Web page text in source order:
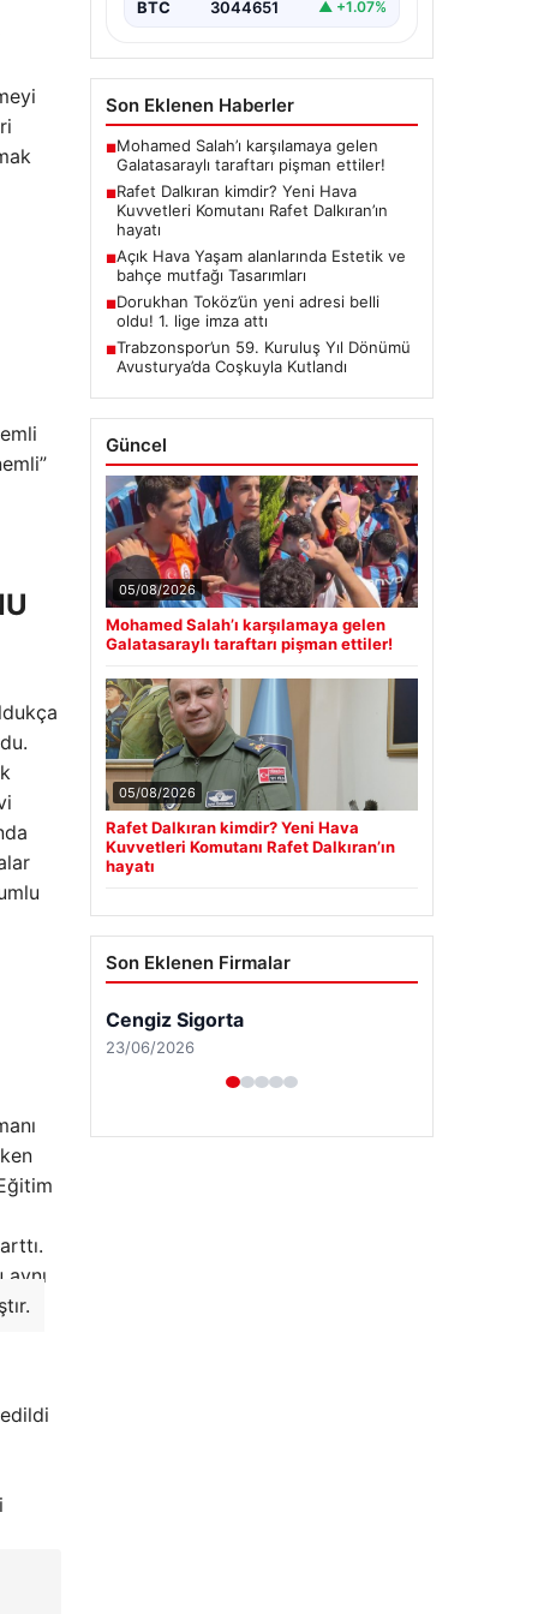
BTC 3044651 ▲ +1.07%
Son Eklenen Haberler
■Mohamed Salah’ı karşılamaya gelen
Galatasaraylı taraftarı pişman ettiler!
■Rafet Dalkıran kimdir? Yeni Hava
Kuvvetleri Komutanı Rafet Dalkıran’ın
hayatı
■Açık Hava Yaşam alanlarında Estetik ve
bahçe mutfağı Tasarımları
■Dorukhan Toköz’ün yeni adresi belli
oldu! 1. lige imza attı
■Trabzonspor’un 59. Kuruluş Yıl Dönümü
Avusturya’da Coşkuyla Kutlandı
Güncel
05/08/2026
Mohamed Salah’ı karşılamaya gelen
Galatasaraylı taraftarı pişman ettiler!
05/08/2026
Rafet Dalkıran kimdir? Yeni Hava
Kuvvetleri Komutanı Rafet Dalkıran’ın
hayatı
Son Eklenen Firmalar